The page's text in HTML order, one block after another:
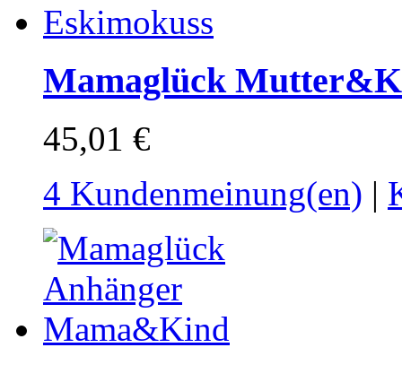
Mamaglück
45,01 €
4 Kundenmeinung(en) |